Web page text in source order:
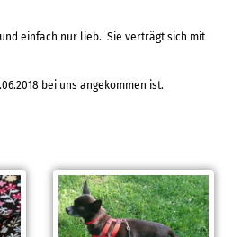
einfach nur lieb. Sie verträgt sich mit
bei uns angekommen ist.